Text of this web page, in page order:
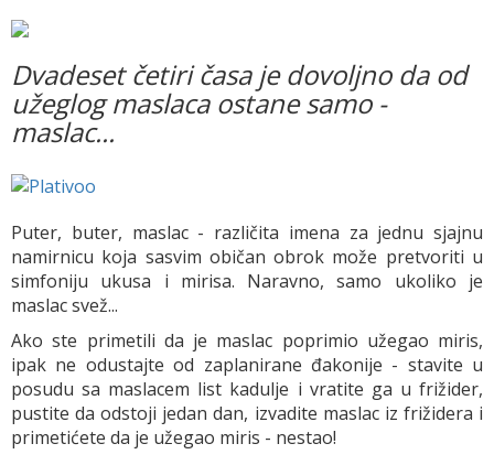
Dvadeset četiri časa je dovoljno da od
užeglog maslaca ostane samo -
maslac...
Puter, buter, maslac - različita imena za jednu sjajnu
namirnicu koja sasvim običan obrok može pretvoriti u
simfoniju ukusa i mirisa. Naravno, samo ukoliko je
maslac svež...
Ako ste primetili da je maslac poprimio užegao miris,
ipak ne odustajte od zaplanirane đakonije - stavite u
posudu sa maslacem list kadulje i vratite ga u frižider,
pustite da odstoji jedan dan, izvadite maslac iz frižidera i
primetićete da je užegao miris - nestao!